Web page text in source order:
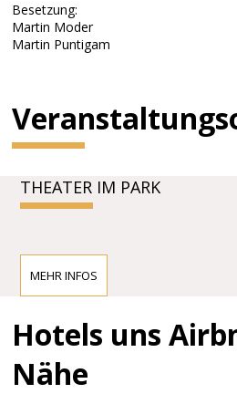
Besetzung:
Martin Moder
Martin Puntigam
THEATER IM PARK
MEHR INFOS
Hotels uns
Nähe